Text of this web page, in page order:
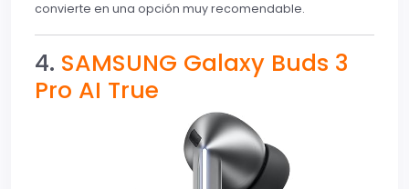
convierte en una opción muy recomendable.
4. SAMSUNG Galaxy Buds 3
Pro AI True